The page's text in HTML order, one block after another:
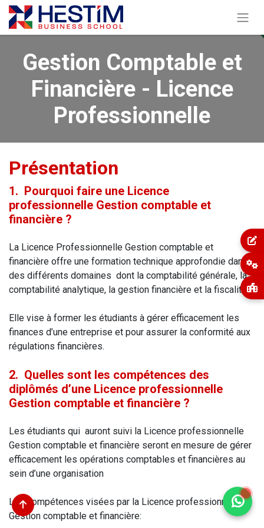
Gestion Comptable et
Financière - Licence
Professionnelle
Présentation
1. Pourquoi faire une Licence
professionnelle Gestion comptable et
financière ?
La Licence Professionnelle Gestion comptable et
financière offre une formation technique approfondie dans
des différents domaines dont la comptabilité générale, la
comptabilité analytique, la gestion financière et la fiscalité.
Elle vise à former les étudiants à gérer efficacement les
finances d’une entreprise et pour assurer la conformité aux
régulations financières.
2. Quelles sont les compétences des
diplômés d’une Licence professionnelle
Gestion comptable et financière ?
Les étudiants qui auront suivi la Licence professionnelle
Gestion comptable et financière seront en mesure de gérer
efficacement les opérations comptables et financières au
sein d’une organisation
Les compétences visées par la Licence professionnelle
Gestion comptable et financière: